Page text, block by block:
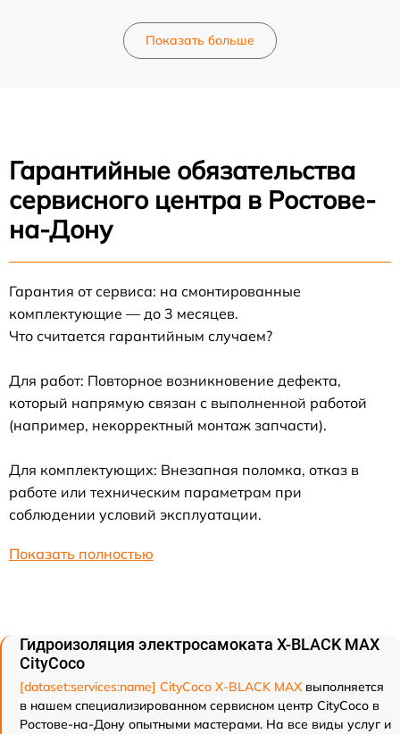
Показать больше
Гарантийные обязательства
сервисного центра в Ростове-
на-Дону
Гарантия от сервиса: на смонтированные
комплектующие — до 3 месяцев.
Что считается гарантийным случаем?
Для работ: Повторное возникновение дефекта,
который напрямую связан с выполненной работой
(например, некорректный монтаж запчасти).
Для комплектующих: Внезапная поломка, отказ в
работе или техническим параметрам при
соблюдении условий эксплуатации.
Показать полностью
Гидроизоляция электросамоката X-BLACK MAX
CityCoco
[dataset:services:name] CityCoco X-BLACK MAX выполняется
в нашем специализированном сервисном центр CityCoco в
Ростове-на-Дону опытными мастерами. На все виды услуг и